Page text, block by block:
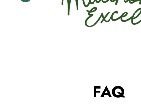
FAQ